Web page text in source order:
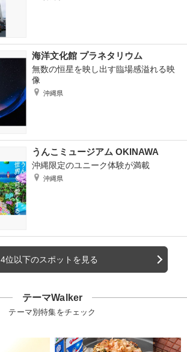
海洋文化館 プラネタリウム
無数の恒星を映し出す臨場感溢れる映
像
沖縄県
うんこミュージアム OKINAWA
沖縄限定のユニーク体験が満載
沖縄県
4位以下のスポットを見る
テーマWalker
テーマ別特集をチェック